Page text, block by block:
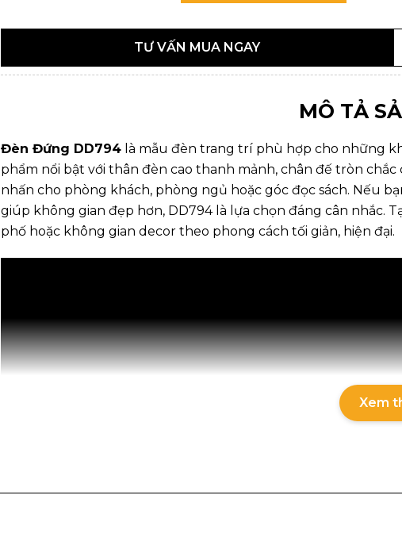
TƯ VẤN MUA NGAY
MÔ TẢ
Đèn Đứng DD794 là mẫu đèn trang trí phù hợp cho những
phẩm nổi bật với thân đèn cao thanh mảnh, chân đế tròn
nhấn cho phòng khách, phòng ngủ hoặc góc đọc sách. Nếu
giúp không gian đẹp hơn, DD794 là lựa chọn đáng cân nhắc.
phố hoặc không gian decor theo phong cách tối giản, hiện đại.
Xem